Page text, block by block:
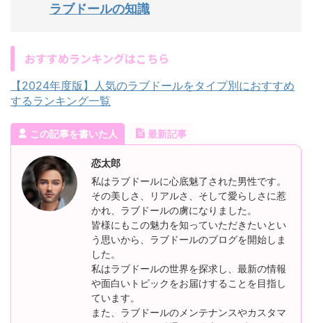
ラブドールの知識
おすすめランキングはこちら
【2024年度版】人気のラブドールをタイプ別におすすめ
するランキング一覧
この記事を書いた人 最新記事
恋太郎
私はラブドールに心底魅了された男性です。
その美しさ、リアルさ、そして愛らしさに惹
かれ、ラブドールの虜になりました。
皆様にもこの魅力を知っていただきたいとい
う思いから、ラブドールのブログを開始しま
した。
私はラブドールの世界を探求し、最新の情報
や面白いトピックをお届けすることを目指し
ています。
また、ラブドールのメンテナンスやカスタマ